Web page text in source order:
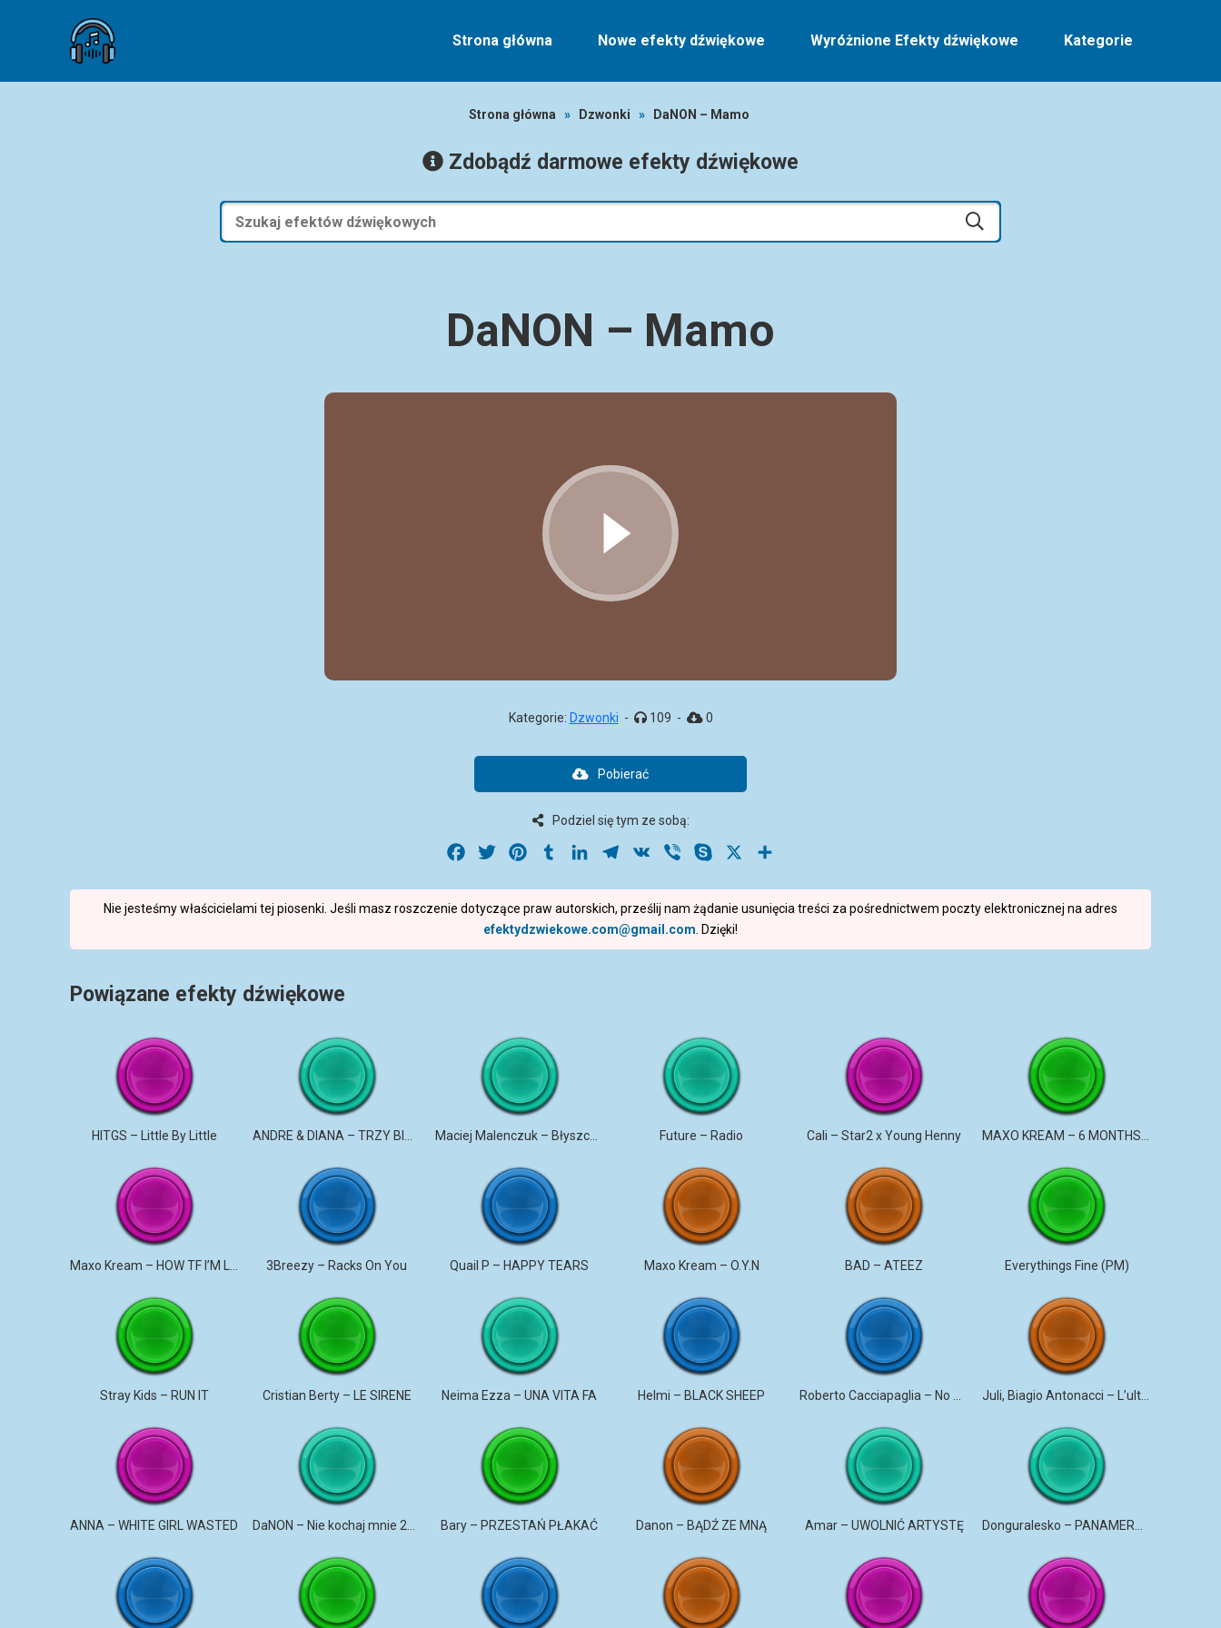
Strona główna Nowe efekty dźwiękowe Wyróżnione Efekty dźwiękowe Kategorie
Strona główna » Dzwonki » DaNON – Mamo
Zdobądź darmowe efekty dźwiękowe
DaNON – Mamo
Kategorie: Dzwonki - 109 - 0
Pobierać
Podziel się tym ze sobą:
Facebook
Twitter PinterestTumblrLinkedInTelegram
VK Viber Skype
Nie jesteśmy właścicielami tej piosenki. Jeśli masz roszczenie dotyczące praw autorskich, prześlij nam żądanie usunięcia treści za pośrednictwem poczty elektronicznej na adres
efektydzwiekowe.com@gmail.com . Dzięki!
Powiązane efekty dźwiękowe
HITGS – Little By Little Maciej Malenczuk – Błyszczeć Future – Radio Cali – Star2 x Young Henny
3Breezy – Racks On You Quail P – HAPPY TEARS Maxo Kream – O.Y.N BAD – ATEEZ Everythings Fine (PM)
Stray Kids – RUN IT Cristian Berty – LE SIRENE Neima Ezza – UNA VITA FA Helmi – BLACK SHEEP
ANNA – WHITE GIRL WASTED Bary – PRZESTAŃ PŁAKAĆ Danon – BĄDŹ ZE MNĄ Amar – UWOLNIĆ ARTYSTĘ